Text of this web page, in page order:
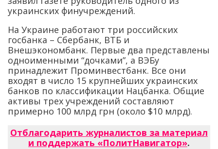
украинских финучреждений.
На Украине работают три российских
госбанка – Сбербанк, ВТБ и
Внешэкономбанк. Первые два представлены
одноименными “дочками”, а ВЭБу
принадлежит Проминвестбанк. Все они
входят в число 15 крупнейших украинских
банков по классификации Нацбанка. Общие
активы трех учреждений составляют
примерно 100 млрд грн (около $10 млрд).
Отблагодарить журналистов за материал
и поддержать «ПолитНавигатор».